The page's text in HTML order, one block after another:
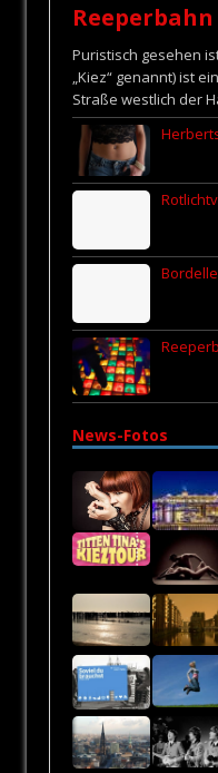
Reeperbahn
Puristisch gesehen
„Kiez“ genannt) ist
Straße westlich der
Bordelle
News-Fotos